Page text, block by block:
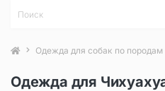
Одежда для собак по породам
Одежда для